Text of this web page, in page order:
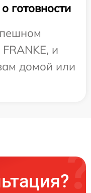
готовности
и
домой или